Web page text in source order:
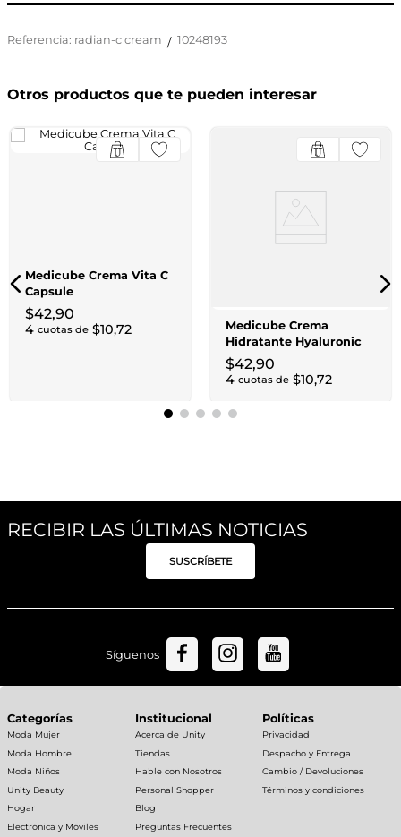
Referencia: radian-c cream / 10248193
Otros productos que te pueden interesar
Medicube Crema Vita C
Capsule
$42,90
4 cuotas de $10,72
Medicube Crema
Hidratante Hyaluronic
Capsule
$42,90
4 cuotas de $10,72
RECIBIR LAS ÚLTIMAS NOTICIAS
SUSCRÍBETE
Síguenos
Categorías
Moda Mujer
Moda Hombre
Moda Niños
Unity Beauty
Hogar
Electrónica y Móviles
Institucional
Acerca de Unity
Tiendas
Hable con Nosotros
Personal Shopper
Blog
Preguntas Frecuentes
Políticas
Privacidad
Despacho y Entrega
Cambio / Devoluciones
Términos y condiciones